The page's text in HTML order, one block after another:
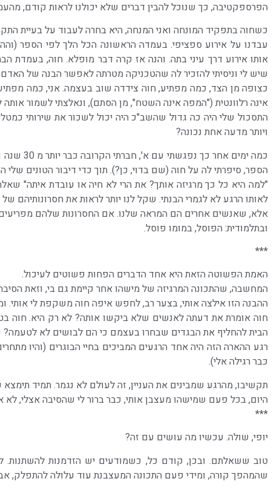
הפרספקטיבה, כך שנוכל להבין דברים שלא יכולנו לראות קודם,
כשחוה בתפקיד המונחה ואני המנחה, היא בחרה לעבוד על בעיית
עבדנו על אירוע ספציפי. בעמדה הראשונה הכל הלך לפי הספר
אותו אירוע דרך עיני בתה. והנה אז קרה דבר מופלא. חוה,
שיש לי וניסיתי להזכיר לה שהטכניקה מטרתה לאפשר הבנה של האדם
כצופה מן הצד, כמה מפתיע, חוה צידדה שוב בעצמה. אני, כמה
אינה רלוונטית ("המפה אינה השטח", מן הסתם), ונאלצתי לשמור אותה
ויותר מדעה אחת נכונה?
כמה
הספר, סיפרתי לה על חוה (שם בדוי, כן?). תוך כדי דיבור הטונים
"למה היא כל כך מרגיזה אותך? את הרי לא חיה או עובדת איתה"
לאותו הרגע לא לגמרי הבנתי. שקל לנו יותר לראות את חסרונותיהם
אלא, שאנשים אחרים הם המראה שלנו. אם החסרונות שלהם מפריעים
ובתלמודית: הפוסל, במומו פוסל.
***
האמת הפשוטה הזאת היא אחד הדברים הפחות פשוטים לעיכול.
המחשבה, שהתכונה המרגיזה של מישהו אחר קיימת גם בי, וזאת
ההבנה הזו אילצה אותי, בצער רב, לחפש איפה חוה משקפת לי אותי.
חוה אומרת את דעתה לאנשים שלא ביקשו אותה? לא רק היא. חוה
הבית להחליף את הבגדים שבחרו בעצמם כי הם לבושים לא לטעמה?
רגע ההארה הזה היה אחד הרגעים המביכים בחיי הבוגרים (והיו
כבר רגילה אלי).
תקשיבו, מהרגע שמבינים את העניין, זה לעולם לא נגמר. תמיד
היום, בכל פעם שמישהו מעצבן אותי, כבר ברור לי שהסיבה אצלי,
***
יופי, שולה. עכשיו מה עושים עם זה?
טוב ששאלתם. ובכן, קודם כל, כשמודעים יש הזדמנות
שהמהפך קורה, ומידי פעם התכונה המעצבנת עוד עלולה להתפלק,